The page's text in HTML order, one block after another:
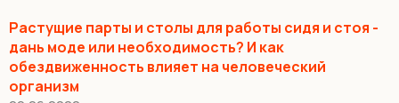
Растущие парты и столы для работы сидя и стоя -
дань моде или необходимость? И как
обездвиженность влияет на человеческий
организм